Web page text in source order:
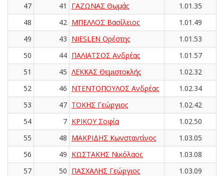
47
41 ΓΑΖΩΝΑΣ Θωμάς
1.01.35
48
42 ΜΠΕΛΛΟΣ Βασίλειος
1.01.49
49
43 NIESLEN Ορέστης
1.01.53
50
44 ΠΑΛΙΑΤΣΟΣ Ανδρέας
1.01.57
51
45 ΛΕΚΚΑΣ Θεμιστοκλής
1.02.32
52
46 ΝΤΕΝΤΟΠΟΥΛΟΣ Ανδρέας
1.02.34
53
47 ΤΟΚΗΣ Γεώργιος
1.02.42
54
7 ΚΡΙΚΟΥ Σοφία
1.02.50
55
48 ΜΑΚΡΙΔΗΣ Κωνσταντίνος
1.03.05
56
49 ΚΩΣΤΑΚΗΣ Νικόλαος
1.03.08
57
50 ΠΑΣΧΑΛΗΣ Γεώργιος
1.03.09